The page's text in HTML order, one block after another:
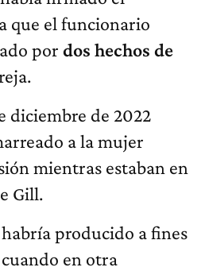
que el funcionario
por dos hechos de
diciembre de 2022
a la mujer
mientras estaban en
Gill.
producido a fines
en otra